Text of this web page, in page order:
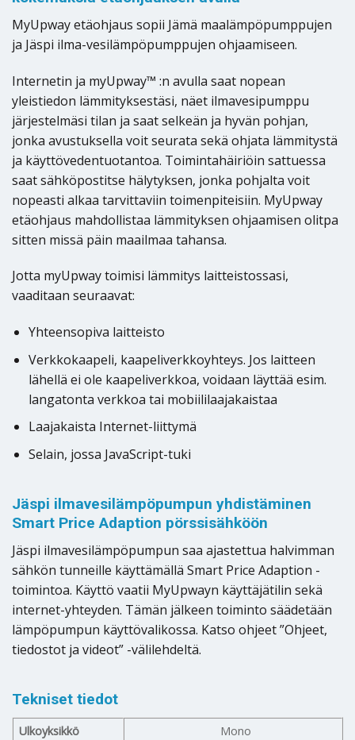
MyUpway etäohjaus sopii Jämä maalämpöpumppujen
ja Jäspi ilma-vesilämpöpumppujen ohjaamiseen.
Internetin ja myUpway™ :n avulla saat nopean
yleistiedon lämmityksestäsi, näet ilmavesipumppu
järjestelmäsi tilan ja saat selkeän ja hyvän pohjan,
jonka avustuksella voit seurata sekä ohjata lämmitystä
ja käyttövedentuotantoa. Toimintahäiriöin sattuessa
saat sähköpostitse hälytyksen, jonka pohjalta voit
nopeasti alkaa tarvittaviin toimenpiteisiin. MyUpway
etäohjaus mahdollistaa lämmityksen ohjaamisen olitpa
sitten missä päin maailmaa tahansa.
Jotta myUpway toimisi lämmitys laitteistossasi,
vaaditaan seuraavat:
Yhteensopiva laitteisto
Verkkokaapeli, kaapeliverkkoyhteys. Jos laitteen
lähellä ei ole kaapeliverkkoa, voidaan läyttää esim.
langatonta verkkoa tai mobiililaajakaistaa
Laajakaista Internet-liittymä
Selain, jossa JavaScript-tuki
Jäspi ilmavesilämpöpumpun yhdistäminen
Smart Price Adaption pörssisähköön
Jäspi ilmavesilämpöpumpun saa ajastettua halvimman
sähkön tunneille käyttämällä Smart Price Adaption -
toimintoa. Käyttö vaatii MyUpwayn käyttäjätilin sekä
internet-yhteyden. Tämän jälkeen toiminto säädetään
lämpöpumpun käyttövalikossa. Katso ohjeet ”Ohjeet,
tiedostot ja videot” -välilehdeltä.
Tekniset tiedot
Ulkoyksikkö
Mono